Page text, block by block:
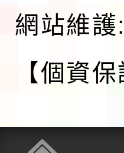
網站維護
【個資